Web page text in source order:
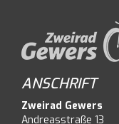
ANSCHRIFT
Zweirad Gewers
Andreasstraße 13